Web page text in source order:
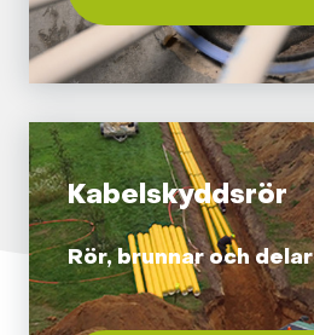
Kabelskyddsrör
Rör, brunnar och delar